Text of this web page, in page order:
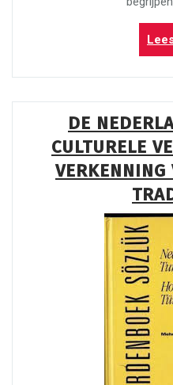
DE
CULTURELE
VERKENNING